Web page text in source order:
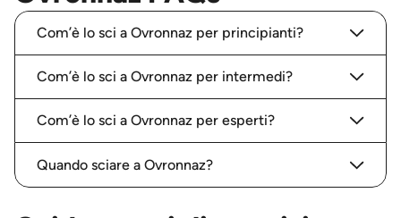
Com’è lo sci a Ovronnaz per principianti?
Com’è lo sci a Ovronnaz per intermedi?
Com’è lo sci a Ovronnaz per esperti?
Quando sciare a Ovronnaz?